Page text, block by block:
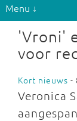
Menu ↓
'Vroni'
voor
Kort nieuws -
Veronica